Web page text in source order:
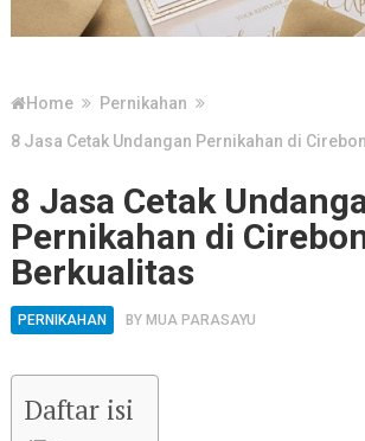
Home
Pernikahan
8 Jasa Cetak Undangan Pernikahan di
8 Jasa Cetak
Pernikahan di
Berkualitas
PERNIKAHAN BY MUA PARASAYU
Daftar isi